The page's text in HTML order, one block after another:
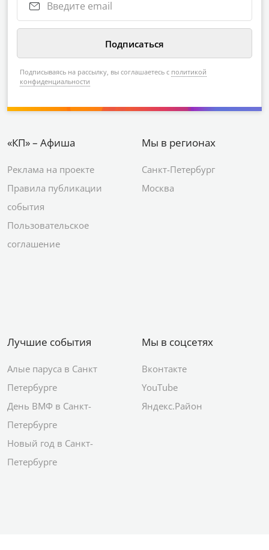
Подписываясь на рассылку, вы соглашаетесь с политикой
конфиденциальности
«КП» – Афиша
Реклама на проекте
Правила публикации
события
Пользовательское
соглашение
Мы в регионах
Санкт-Петербург
Москва
Лучшие события
Алые паруса в Санкт
Петербурге
День ВМФ в Санкт-
Петербурге
Новый год в Санкт-
Петербурге
Мы в соцсетях
Вконтакте
YouTube
Яндекс.Район